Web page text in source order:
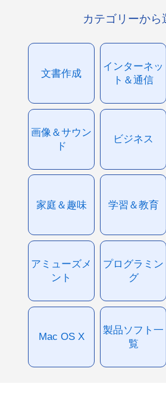
カテゴリーから
文書作成
インターネッ
ト＆通信
画像＆サウン
ド
ビジネス
家庭＆趣味 学習＆教育
アミューズメ
ント
プログラミン
グ
Mac OS X
製品ソフト一
覧